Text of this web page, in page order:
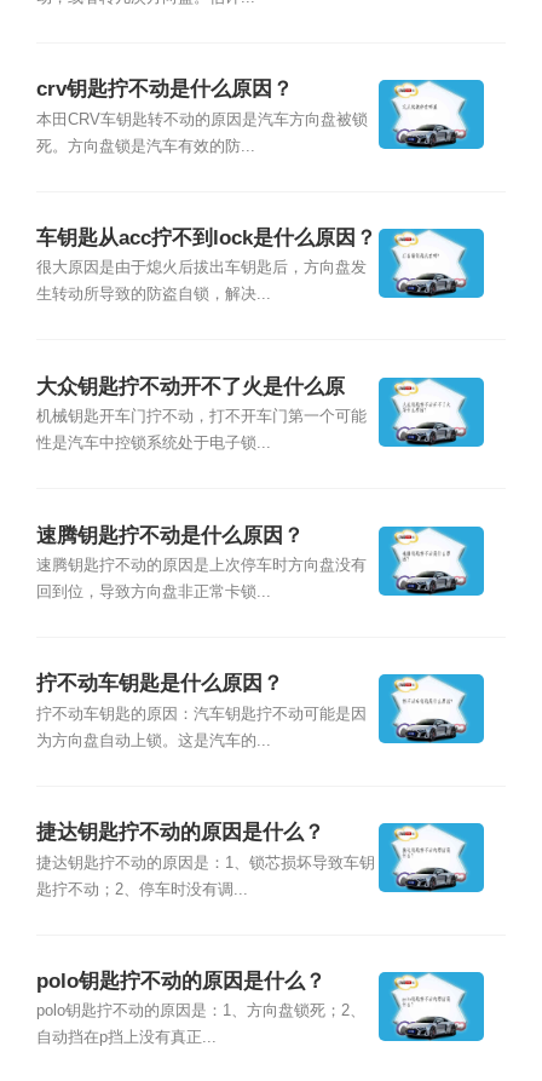
crv钥匙拧不动是什么原因？
本田CRV车钥匙转不动的原因是汽车方向盘被锁
死。方向盘锁是汽车有效的防...
车钥匙从acc拧不到lock是什么原因？
很大原因是由于熄火后拔出车钥匙后，方向盘发
生转动所导致的防盗自锁，解决...
大众钥匙拧不动开不了火是什么原
因？
机械钥匙开车门拧不动，打不开车门第一个可能
性是汽车中控锁系统处于电子锁...
速腾钥匙拧不动是什么原因？
速腾钥匙拧不动的原因是上次停车时方向盘没有
回到位，导致方向盘非正常卡锁...
拧不动车钥匙是什么原因？
拧不动车钥匙的原因：汽车钥匙拧不动可能是因
为方向盘自动上锁。这是汽车的...
捷达钥匙拧不动的原因是什么？
捷达钥匙拧不动的原因是：1、锁芯损坏导致车钥
匙拧不动；2、停车时没有调...
polo钥匙拧不动的原因是什么？
polo钥匙拧不动的原因是：1、方向盘锁死；2、
自动挡在p挡上没有真正...